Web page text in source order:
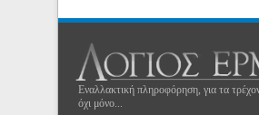
Εναλλακτική πληροφόρηση, για τα
όχι μόνο...